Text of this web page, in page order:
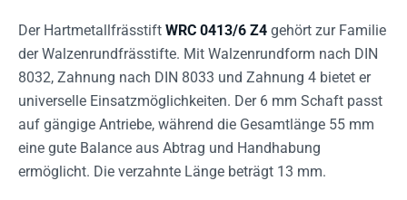
Der Hartmetallfrässtift WRC 0413/6 Z4 gehört zur Familie
der Walzenrundfrässtifte. Mit Walzenrundform nach DIN
8032, Zahnung nach DIN 8033 und Zahnung 4 bietet er
universelle Einsatzmöglichkeiten. Der 6 mm Schaft passt
auf gängige Antriebe, während die Gesamtlänge 55 mm
eine gute Balance aus Abtrag und Handhabung
ermöglicht. Die verzahnte Länge beträgt 13 mm.